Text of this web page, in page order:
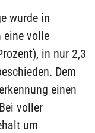
wurde in
eine volle
in nur 2,3
Dem
einen
voller
um